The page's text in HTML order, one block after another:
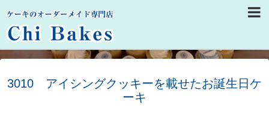
3010 アイシングクッキーを載せたお誕生日ケ
ーキ